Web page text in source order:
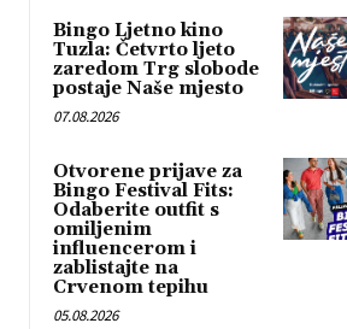
Bingo Ljetno kino
Tuzla: Četvrto ljeto
zaredom Trg slobode
postaje Naše mjesto
07.08.2026
Otvorene prijave za
Bingo Festival Fits:
Odaberite outfit s
omiljenim
influencerom i
zablistajte na
Crvenom tepihu
05.08.2026